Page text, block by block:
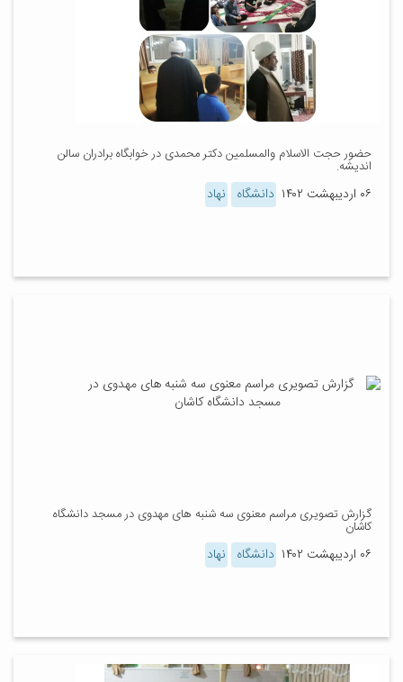
حضور حجت الاسلام والمسلمین دکتر محمدی در خوابگاه برادران سالن
اندیشه.
۰۶ اردیبهشت ۱۴۰۲ دانشگاه نهاد
گزارش تصویری مراسم معنوی سه شنبه های مهدوی در مسجد دانشگاه
کاشان
۰۶ اردیبهشت ۱۴۰۲ دانشگاه نهاد